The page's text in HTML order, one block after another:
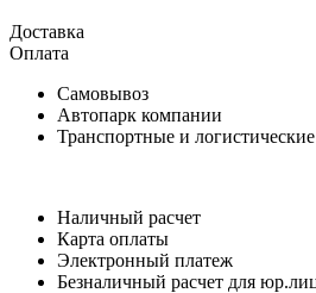
Доставка
Оплата
Самовывоз
Автопарк компании
Транспортные и
Наличный расчет
Карта оплаты
Электронный платеж
Безналичный расчет для